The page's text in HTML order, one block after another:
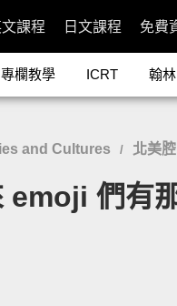
課程 日文課程 免費
專欄教學 ICRT 翰林
and Cultures / 北美腔
emoji 們有